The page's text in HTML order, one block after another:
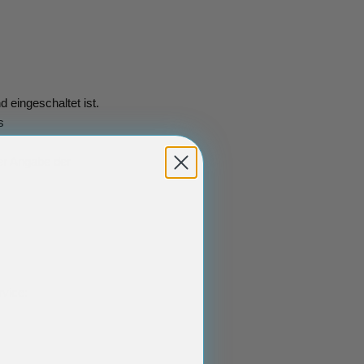
eingeschaltet ist.